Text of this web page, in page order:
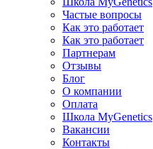
Частые вопросы
Как это работает
Как это работает
Партнерам
Отзывы
Блог
О компании
Оплата
Школа MyGenetics
Вакансии
Контакты